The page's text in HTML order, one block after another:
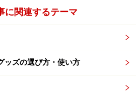
影。動きを止めた写真になって
。手を動かしている部分がぶれ
に関連するテーマ
ッズの選び方・使い方